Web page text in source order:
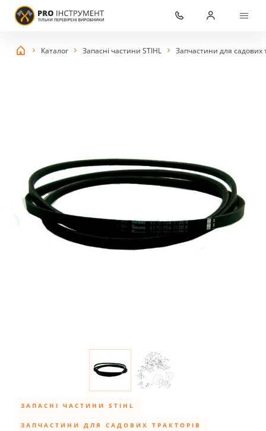
Каталог Запасні частини STIHL Запчастини для садових
ЗАПАСНІ ЧАСТИНИ STIHL
ЗАПЧАСТИНИ ДЛЯ САДОВИХ ТРАКТОРІВ